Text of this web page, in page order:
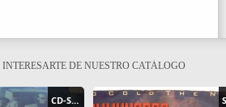
DE NUESTRO CATÁLOGO
CD-SINGLE